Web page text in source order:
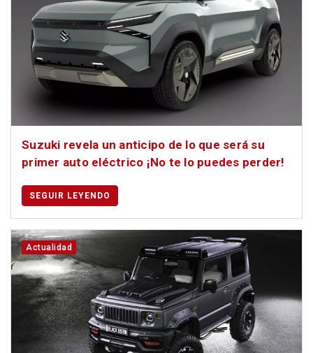
Suzuki revela un anticipo de lo que será su
primer auto eléctrico ¡No te lo puedes perder!
SEGUIR LEYENDO
Actualidad